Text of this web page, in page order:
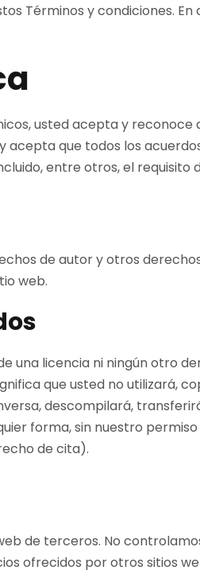
Términos y condiciones.
usted acepta y
que todos los
entre otros, el requisito
de autor y otros
web.
una licencia ni ningún otro
que usted no utilizará,
descompilará,
forma, sin nuestro
de cita).
de terceros. No
ofrecidos por otros sitios